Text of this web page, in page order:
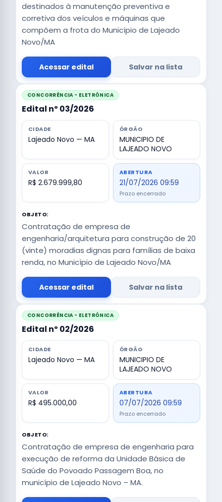
destinados à manutenção preventiva e
corretiva dos veículos e máquinas que
compõem a frota do Município de Lajeado
Novo/MA
Acessar edital Salvar na lista
CONCORRÊNCIA - ELETRÔNICA
Edital nº 03/2026
CIDADE
Lajeado Novo — MA
ÓRGÃO
MUNICIPIO DE
LAJEADO NOVO
VALOR
R$ 2.679.999,80
ABERTURA
21/07/2026 09:59
Prazo encerrado
OBJETO:
Contratação de empresa de
engenharia/arquitetura para construção de 20
(vinte) moradias dignas para famílias de baixa
renda, no Município de Lajeado Novo/MA
Acessar edital Salvar na lista
CONCORRÊNCIA - ELETRÔNICA
Edital nº 02/2026
CIDADE
Lajeado Novo — MA
ÓRGÃO
MUNICIPIO DE
LAJEADO NOVO
VALOR
R$ 495.000,00
ABERTURA
07/07/2026 09:59
Prazo encerrado
OBJETO:
Contratação de empresa de engenharia para
execução de reforma da Unidade Básica de
Saúde do Povoado Passagem Boa, no
município de Lajeado Novo – MA.